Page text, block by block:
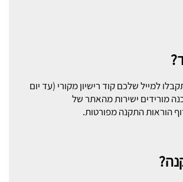
למייל שלכם קוד רישיון מקורי (עד יום
מורידים ישירות מהאתר של
הוראות התקנה מפורטות.